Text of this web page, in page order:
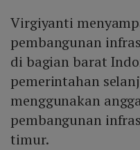
Virgiyanti
pembangunan
di bagian barat
pemerintahan
menggunakan
pembangunan
timur.